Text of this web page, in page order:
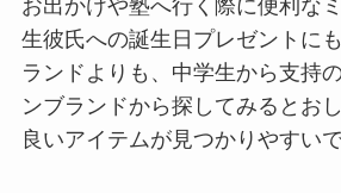
お出かけや塾へ行く際に便利な
生彼氏への誕生日プレゼントに
ランドよりも、中学生から支持
ンブランドから探してみるとお
良いアイテムが見つかりやすいで